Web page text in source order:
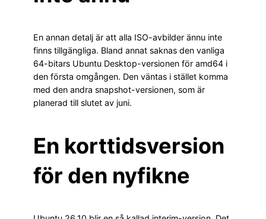
En annan detalj är att alla ISO-avbilder ännu inte
finns tillgängliga. Bland annat saknas den vanliga
64-bitars Ubuntu Desktop-versionen för amd64 i
den första omgången. Den väntas i stället komma
med den andra snapshot-versionen, som är
planerad till slutet av juni.
En korttidsversion
för den nyfikne